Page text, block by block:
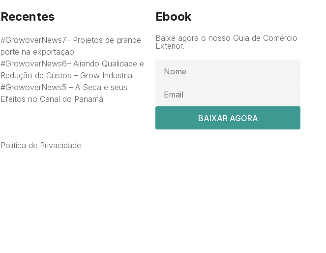
Recentes
#GrowoverNews7– Projetos de grande
porte na exportação
#GrowoverNews6– Aliando Qualidade e
Redução de Custos – Grow Industrial
#GrowoverNews5 – A Seca e seus
Efeitos no Canal do Panamá
Ebook
Baixe agora o nosso Guia de Comércio
Exterior.
BAIXAR AGORA
Política de Privacidade